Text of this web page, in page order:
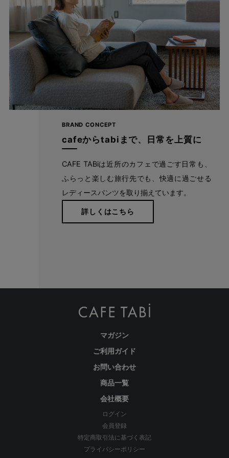
タックインもキレイに決まるウエスト
フロントはファスナーを付けず、すっきり見えるデザインに。ウ
エストゴム仕様なので、着用中も、着脱する際も楽ちんです。 ウ
エストの下には左右１本ずつダーツをとり、穿いた時のゆとり感
が生まれるデザインに。同時に、気になるお腹周りもカバーして
くれます。 ウエストボタンにデザインがあるので、トップスをイ
ンして穿くのも◎。
BRAND CONCEPT
cafeからtabiまで、日常を上質に
CAFE TABiは近所のカフェで過ごす日常も、
ふらっと楽しむ旅行先でも、快適に過ごせる
レディースパンツを取り揃えています。
詳しくはこちら
マガジン
ご利用ガイド
お問い合わせ
商品一覧
会社概要
ログイン
会員登録
特定商取引法に基づく表記
プライバシーポリシー